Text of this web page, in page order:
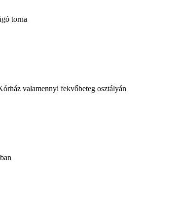
torna
valamennyi fekvőbeteg osztályán